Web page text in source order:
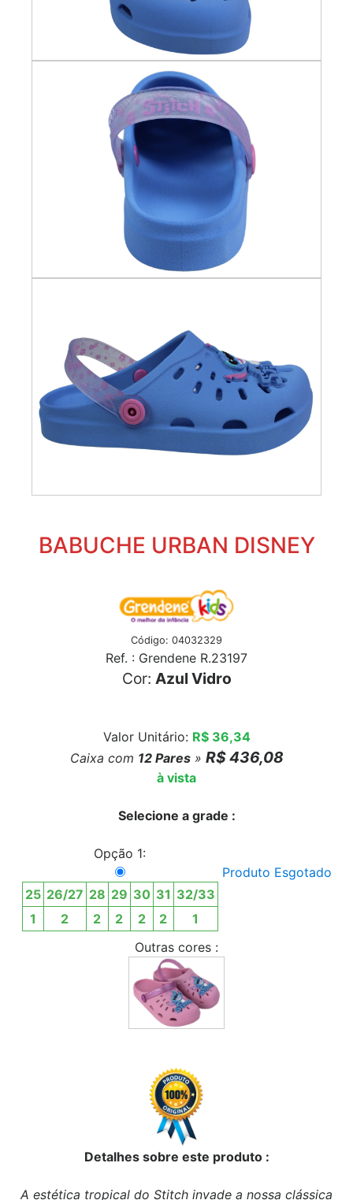
BABUCHE URBAN DISNEY
Código: 04032329
Ref. : Grendene R.23197
Cor: Azul Vidro
Valor Unitário: R$ 36,34
Caixa com 12Pares» R$ 436,08
à vista
Selecione a grade :
Opção 1:
25 26/27 28 29 30 31 32/33
1
2 2 2 2 2 1
Produto Esgotado
Outras cores :
Detalhes sobre este produto :
A estética tropical do Stitch invade a nossa clássica